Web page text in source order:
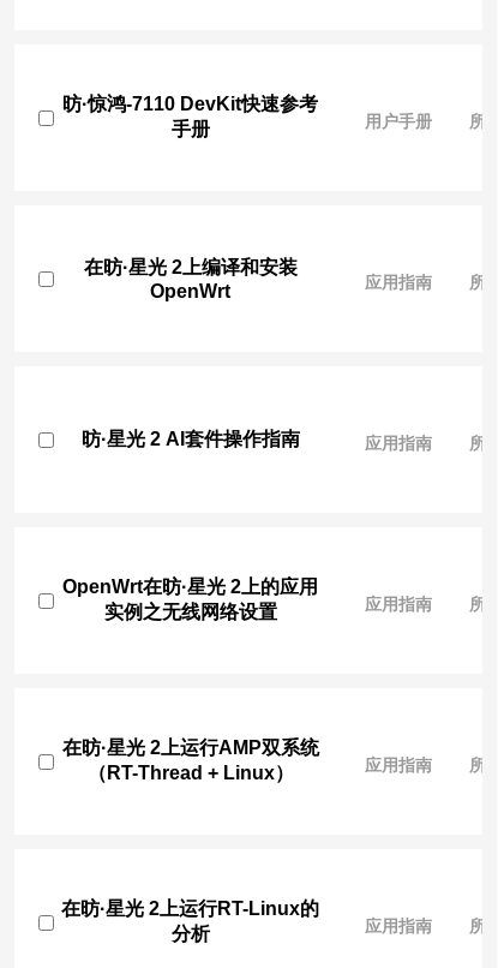
昉·惊鸿-7110 DevKit快速参考
手册
用户手册 所
在昉·星光 2上编译和安装
OpenWrt
应用指南 所
昉·星光 2 AI套件操作指南 应用指南 所
OpenWrt在昉·星光 2上的应用
实例之无线网络设置
应用指南 所
在昉·星光 2上运行AMP双系统
（RT-Thread + Linux）
应用指南 所
在昉·星光 2上运行RT-Linux的
分析
应用指南 所